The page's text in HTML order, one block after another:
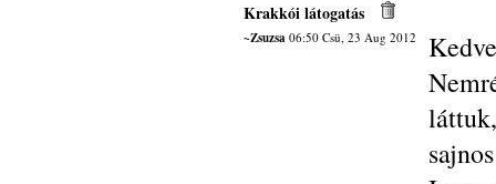
Krakkói látogatás
~Zsuzsa 06:50 Csü, 23 Aug 2012